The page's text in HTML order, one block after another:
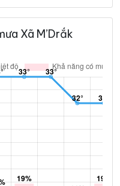
Xã M’Drắk